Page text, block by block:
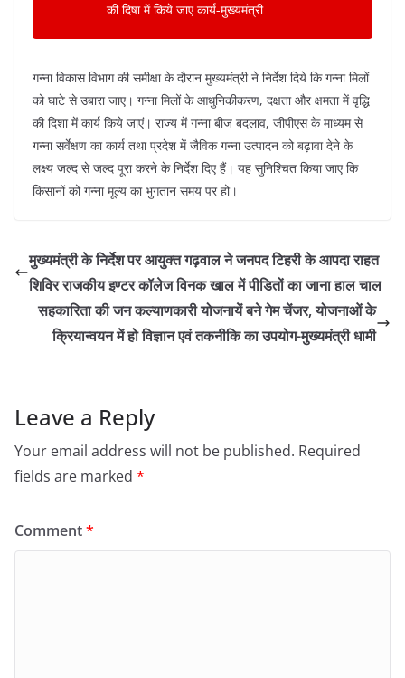
की दिषा में किये जाए कार्य-मुख्यमंत्री
गन्ना विकास विभाग की समीक्षा के दौरान मुख्यमंत्री ने निर्देश दिये कि गन्ना मिलों
को घाटे से उबारा जाए। गन्ना मिलों के आधुनिकीकरण, दक्षता और क्षमता में वृद्धि
की दिशा में कार्य किये जाएं। राज्य में गन्ना बीज बदलाव, जीपीएस के माध्यम से
गन्ना सर्वेक्षण का कार्य तथा प्रदेश में जैविक गन्ना उत्पादन को बढ़ावा देने के
लक्ष्य जल्द से जल्द पूरा करने के निर्देश दिए हैं। यह सुनिश्चित किया जाए कि
किसानों को गन्ना मूल्य का भुगतान समय पर हो।
मुख्यमंत्री के निर्देश पर आयुक्त गढ़वाल ने जनपद टिहरी के आपदा राहत
शिविर राजकीय इण्टर कॉलेज विनक खाल में पीडितों का जाना हाल चाल
सहकारिता की जन कल्याणकारी योजनायें बने गेम चेंजर, योजनाओं के
क्रियान्वयन में हो विज्ञान एवं तकनीकि का उपयोग-मुख्यमंत्री धामी
Leave a Reply
Your email address will not be published. Required
fields are marked *
Comment*